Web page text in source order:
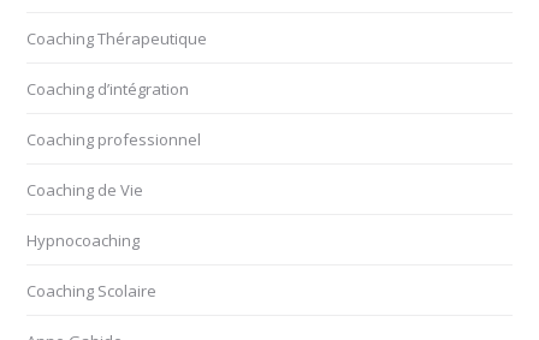
Coaching Thérapeutique
Coaching d’intégration
Coaching professionnel
Coaching de Vie
Hypnocoaching
Coaching Scolaire